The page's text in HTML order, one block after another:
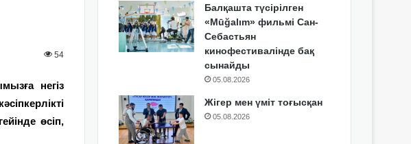
54
негіз
өсіп,
Балқашта түсірілген
«Mūğalım» фильмі Сан-
Себастьян
кинофестивалінде бақ
сынайды
05.08.2026
Жігер мен үміт тоғысқан
05.08.2026